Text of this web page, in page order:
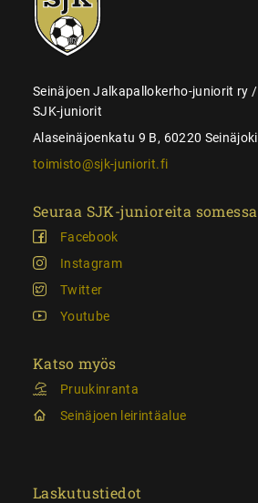
juniorit
Seinäjoen Jalkapallokerho-juniorit ry /
SJK-juniorit
Alaseinäjoenkatu 9 B, 60220 Seinäjoki
toimisto@sjk-juniorit.fi
Seuraa SJK-junioreita somessa
Facebook
Instagram
Twitter
Youtube
Katso myös
Pruukinranta
Seinäjoen leirintäalue
Laskutustiedot